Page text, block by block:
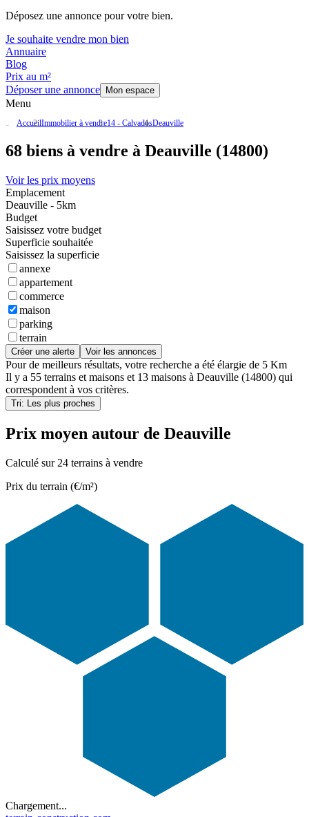
Déposez une annonce pour votre bien.
Je souhaite vendre mon bien
Annuaire
Blog
Prix au m²
Déposer une annonce
Mon espace
Menu
AccueilImmobilier à vendre14 - CalvadosDeauville
68 biens à vendre à Deauville (14800)
Voir les prix moyens
Emplacement
Deauville - 5km
Budget
Saisissez votre budget
Superficie souhaitée
Saisissez la superficie
annexe
appartement
commerce
maison
parking
terrain
Créer une alerte Voir les annonces
Pour de meilleurs résultats, votre recherche a été élargie de 5 Km
Il y a 55 terrains et maisons et 13 maisons à Deauville (14800) qui
correspondent à vos critères.
Tri: Les plus proches
Prix moyen autour de Deauville
Calculé sur 24 terrains à vendre
Prix du terrain (€/m²)
Chargement...